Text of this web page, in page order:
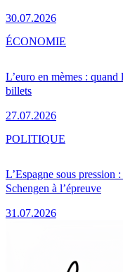
30.07.2026
L’euro en mèmes :
billets
27.07.2026
ÉCONOMIE
L’Espagne sous pression
Schengen à l’épreuve
31.07.2026
POLITIQUE